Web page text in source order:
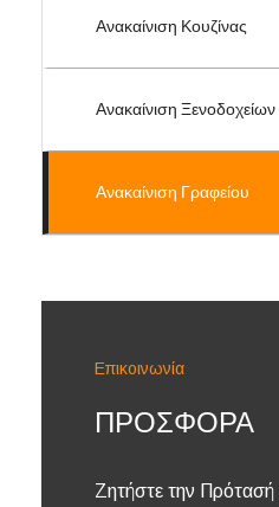
Ανακαίνιση Κουζίνας
Ανακαίνιση Ξενοδοχείων
Ανακαίνιση Γραφείου
Επικοινωνία
ΠΡΟΣΦΟΡΆ
Ζητήστε την Πρότασή